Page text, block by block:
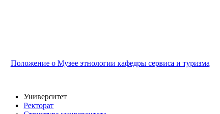
Положение о Музее этнологии кафедры сервиса и туризма
Университет
Ректорат